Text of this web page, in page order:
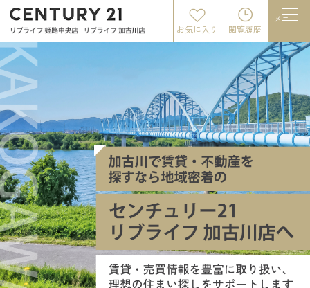
お気に入り 閲覧履歴
メニュー